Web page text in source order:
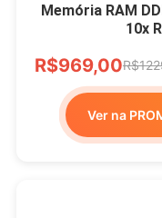
Memória RAM
10x
R$969,00
Ver na